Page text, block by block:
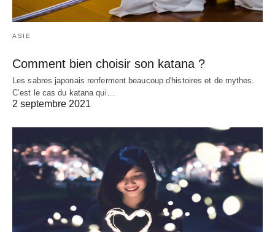
ASIE
Comment bien choisir son katana ?
Les sabres japonais renferment beaucoup d'histoires et de mythes.
C’est le cas du katana qui…
2 septembre 2021